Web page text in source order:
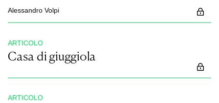
Alessandro Volpi
ARTICOLO
Casa di giuggiola
ARTICOLO